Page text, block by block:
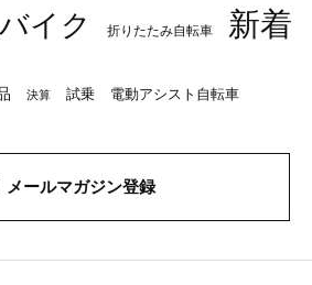
イク 折りたたみ自転車
新着
決算 試乗 電動アシスト自転車
メールマガジン登録